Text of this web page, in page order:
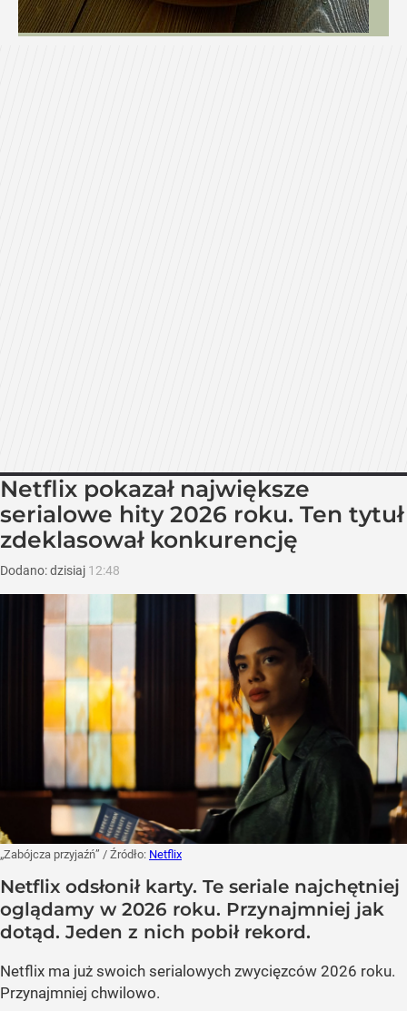
Netflix pokazał największe
serialowe hity 2026 roku. Ten tytuł
zdeklasował konkurencję
Dodano:dzisiaj 12:48
„Zabójcza przyjaźń” / Źródło: Netflix
Netflix odsłonił karty. Te seriale najchętniej
oglądamy w 2026 roku. Przynajmniej jak
dotąd. Jeden z nich pobił rekord.
Netflix ma już swoich serialowych zwycięzców 2026 roku.
Przynajmniej chwilowo.